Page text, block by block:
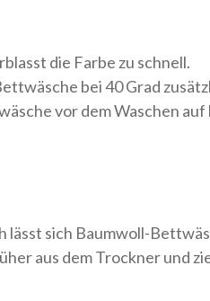
die Farbe zu schnell.
bei 40 Grad
vor dem Waschen auf
lässt sich Baumwoll-
aus dem Trockner und